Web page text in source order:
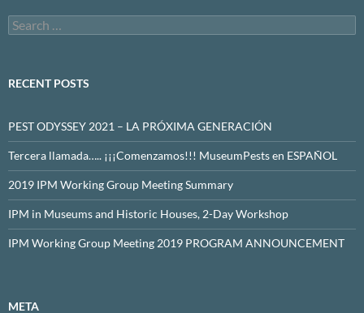
Search
for:
RECENT POSTS
PEST ODYSSEY 2021 – LA PRÓXIMA GENERACIÓN
Tercera llamada….. ¡¡¡Comenzamos!!! MuseumPests en ESPAÑOL
2019 IPM Working Group Meeting Summary
IPM in Museums and Historic Houses, 2-Day Workshop
IPM Working Group Meeting 2019 PROGRAM ANNOUNCEMENT
META